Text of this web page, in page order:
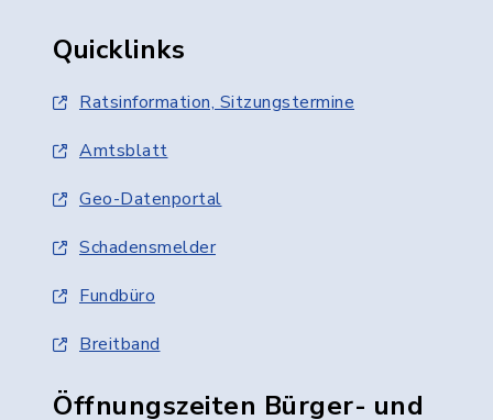
Quicklinks
Ratsinformation, Sitzungstermine
Amtsblatt
Geo-Datenportal
Schadensmelder
Fundbüro
Breitband
Öffnungszeiten Bürger- und